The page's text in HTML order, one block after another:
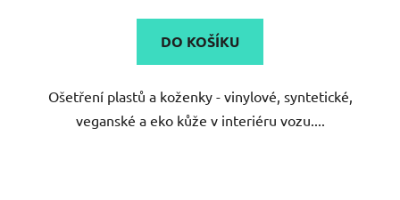
DO KOŠÍKU
Ošetření plastů a koženky - vinylové, syntetické,
veganské a eko kůže v interiéru vozu....